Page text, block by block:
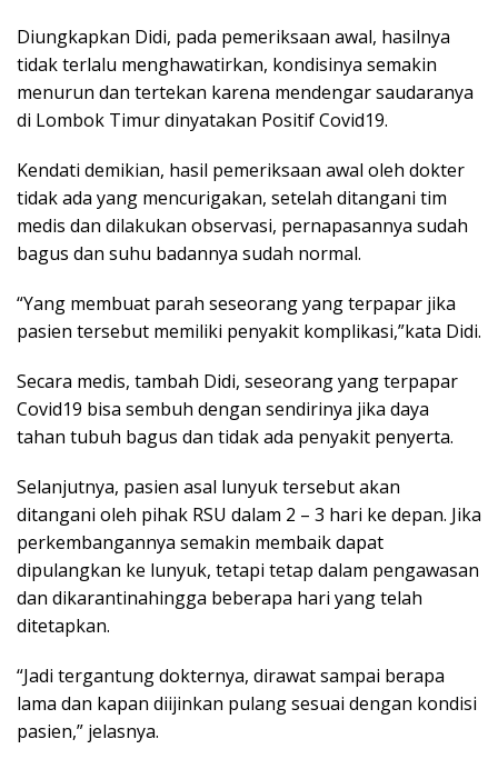
Diungkapkan Didi, pada pemeriksaan awal, hasilnya
tidak terlalu menghawatirkan, kondisinya semakin
menurun dan tertekan karena mendengar saudaranya
di Lombok Timur dinyatakan Positif Covid19.
Kendati demikian, hasil pemeriksaan awal oleh dokter
tidak ada yang mencurigakan, setelah ditangani tim
medis dan dilakukan observasi, pernapasannya sudah
bagus dan suhu badannya sudah normal.
“Yang membuat parah seseorang yang terpapar jika
pasien tersebut memiliki penyakit komplikasi,”kata Didi.
Secara medis, tambah Didi, seseorang yang terpapar
Covid19 bisa sembuh dengan sendirinya jika daya
tahan tubuh bagus dan tidak ada penyakit penyerta.
Selanjutnya, pasien asal lunyuk tersebut akan
ditangani oleh pihak RSU dalam 2 – 3 hari ke depan. Jika
perkembangannya semakin membaik dapat
dipulangkan ke lunyuk, tetapi tetap dalam pengawasan
dan dikarantinahingga beberapa hari yang telah
ditetapkan.
“Jadi tergantung dokternya, dirawat sampai berapa
lama dan kapan diijinkan pulang sesuai dengan kondisi
pasien,” jelasnya.